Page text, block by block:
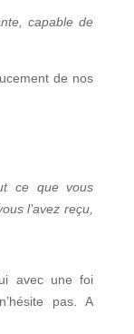
capable de
de nos
ce que vous
l’avez reçu,
avec une foi
pas. A